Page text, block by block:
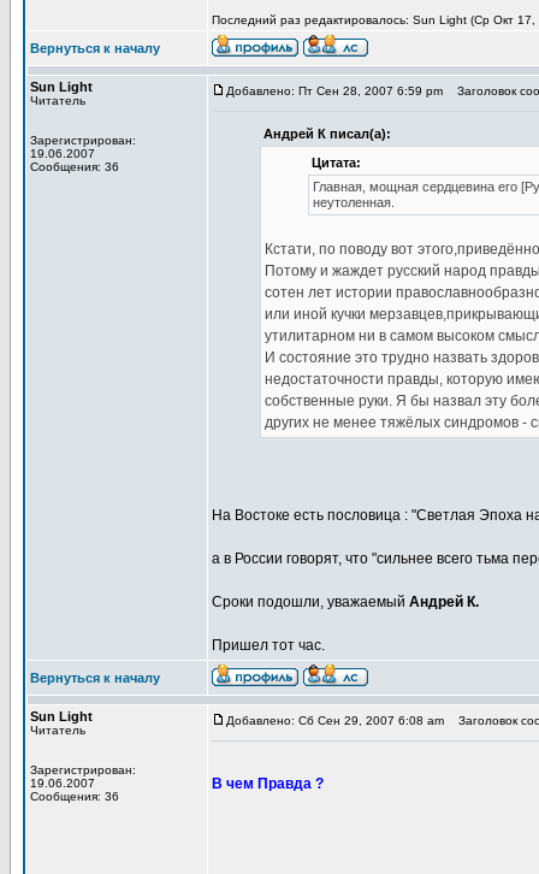
Последний раз редактировалось: Sun Light (Ср Окт
Вернуться к началу
Sun Light
Читатель
Зарегистрирован:
19.06.2007
Сообщения: 36
Добавлено: Пт Сен 28, 2007 6:59 pm Заголовок
Андрей К писал(а):
Цитата:
Главная, мощная сердцевина его
неутоленная.
Кстати, по поводу вот
Потому и жаждет русский народ
сотен лет истории
или иной кучки
утилитарном ни в самом высоком
И состояние это трудно назвать
недостаточности правды, которую
собственные руки. Я бы назвал эту
других не менее тяжёлых синдромов -
На Востоке есть пословица : "Светлая Эпоха
а в России говорят, что "сильнее всего тьма
Сроки подошли, уважаемый Андрей К.
Пришел тот час.
Вернуться к началу
Sun Light
Читатель
Зарегистрирован:
19.06.2007
Сообщения: 36
Добавлено: Сб Сен 29, 2007 6:08 am Заголовок
В чем Правда ?